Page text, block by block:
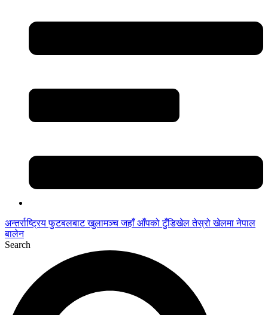
अन्तर्राष्ट्रिय फुटबलबाट खुलामञ्च जहाँ आँपको टुँडिखेल तेस्रो खेलमा नेपाल
बालेन
Search